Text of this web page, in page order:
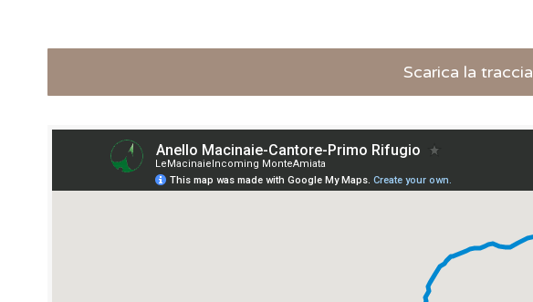
Scarica la traccia